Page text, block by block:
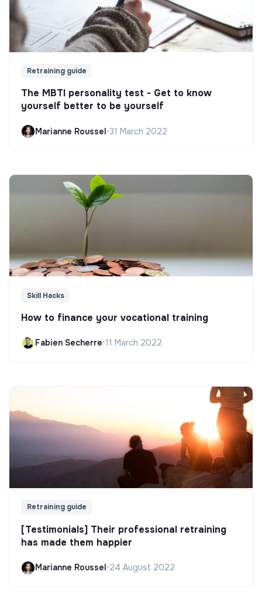
Retraining guide
The MBTI personality test - Get to know
yourself better to be yourself
Marianne Roussel•31 March 2022
Skill Hacks
How to finance your vocational training
Fabien Secherre•11 March 2022
Retraining guide
[Testimonials] Their professional retraining
has made them happier
Marianne Roussel•24 August 2022